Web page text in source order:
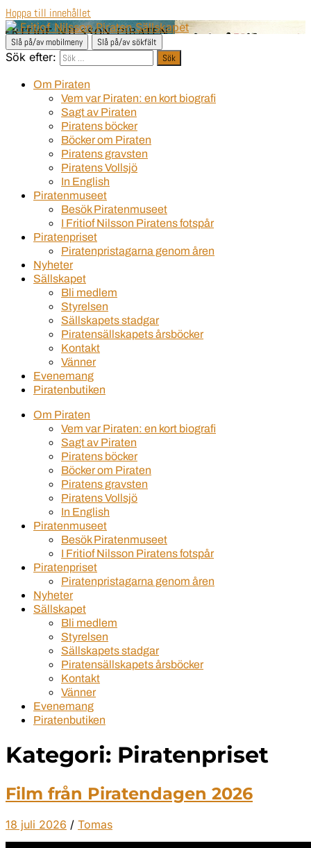
Hoppa till innehållet
Fritiof Nilsson Piraten Sällskapet
Slå på/av mobilmeny Slå på/av sökfält
Sök efter:
Om Piraten
Vem var Piraten: en kort biografi
Sagt av Piraten
Piratens böcker
Böcker om Piraten
Piratens gravsten
Piratens Vollsjö
In English
Piratenmuseet
Besök Piratenmuseet
I Fritiof Nilsson Piratens fotspår
Piratenpriset
Piratenpristagarna genom åren
Nyheter
Sällskapet
Bli medlem
Styrelsen
Sällskapets stadgar
Piratensällskapets årsböcker
Kontakt
Vänner
Evenemang
Piratenbutiken
Om Piraten
Vem var Piraten: en kort biografi
Sagt av Piraten
Piratens böcker
Böcker om Piraten
Piratens gravsten
Piratens Vollsjö
In English
Piratenmuseet
Besök Piratenmuseet
I Fritiof Nilsson Piratens fotspår
Piratenpriset
Piratenpristagarna genom åren
Nyheter
Sällskapet
Bli medlem
Styrelsen
Sällskapets stadgar
Piratensällskapets årsböcker
Kontakt
Vänner
Evenemang
Piratenbutiken
Kategori: Piratenpriset
Film från Piratendagen 2026
18 juli 2026 / Tomas